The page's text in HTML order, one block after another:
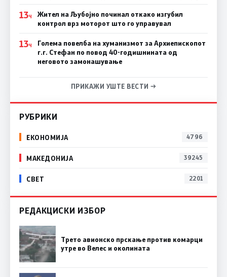
13Ч
Жител на Љубојно починал откако изгубил
контрол врз моторот што го управувал
13Ч
Голема повелба на хуманизмот за Архиепископот
г.г. Стефан по повод 40-годишнината од
неговото замонашување
ПРИКАЖИ УШТЕ ВЕСТИ →
РУБРИКИ
ЕКОНОМИЈА 4796
МАКЕДОНИЈА 39245
СВЕТ 2201
РЕДАКЦИСКИ ИЗБОР
Трето авионско прскање против комарци
утре во Велес и околината